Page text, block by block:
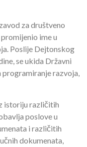
za društveno
ime u
Poslije Dejtonskog
se ukida Državni
programiranje razvoja,
istoriju različitih
poslove u
i različitih
dokumenata,